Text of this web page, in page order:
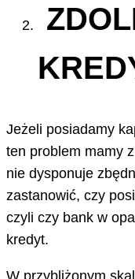
Jeżeli posiadamy
ten problem mamy
nie dysponuje
zastanowić, czy
czyli czy bank w
kredyt.